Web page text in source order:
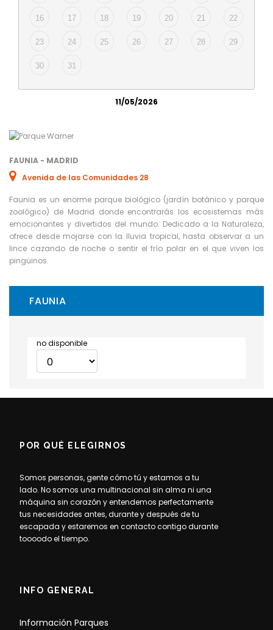
16 17 18 19 20 21 22
23 24 25 26 27 28 29
30 31
11/05/2026
FAUNIA - MADRID
Avenida de las Comunidades 28
Faunia es un enorme parque biológico (jardín botánico y parque
zoológico) de Madrid donde encontrarás los ecosistemas más
emocionantes y divertidos del mundo. Dedicado a la Naturaleza,
ofrece desde mojarse con la lluvia tropical, hasta observar a un
lince cazando de noche o sentir el frío polar en el que viven los
pingüinos.
FAUNIA
no disponible
POR QUÉ ELEGIRNOS
Somos personas, gente cómo tú y estamos a tu
lado. No somos una multinacional sin alma ni una
máquina sin corazón y entendemos perfectamente
tus necesidades antes, durante y después de tu
escapada y estaremos en contacto contigo durante
toooodo el tiempo.
INFO GENERAL
Información Parques